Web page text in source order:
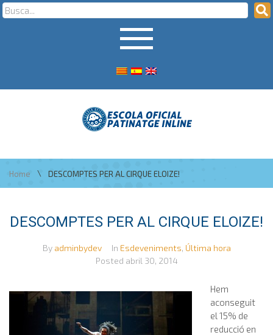
Home \ DESCOMPTES PER AL CIRQUE ELOIZE!
DESCOMPTES PER AL CIRQUE ELOIZE!
By adminbydev In Esdeveniments, Última hora
Posted abril 30, 2014
Hem
aconseguit
el 15% de
reducció en